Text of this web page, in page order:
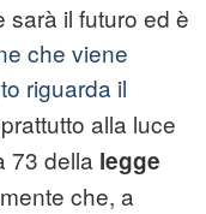
sarà il futuro ed è
che viene
riguarda il
alla luce
73 della legge
che, a